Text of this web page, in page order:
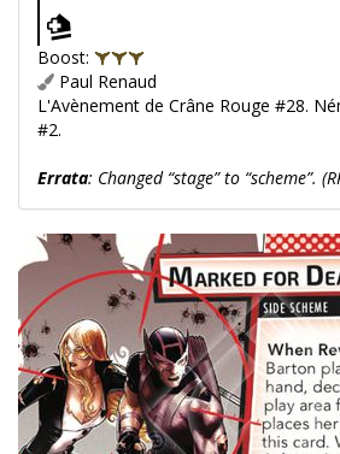
Boost:
Paul Renaud
L'Avènement de Crâne Rouge #28.
#2.
Errata: Changed “stage” to “scheme”.